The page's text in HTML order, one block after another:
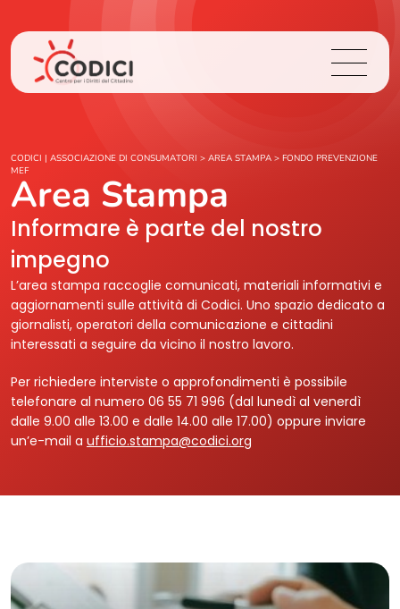
Chi Siamo
Cosa Facciamo
Area Stampa
Contatti
Login
CODICI | ASSOCIAZIONE DI CONSUMATORI > AREA STAMPA > FONDO PREVENZIONE
MEF
Area Stampa
Informare è parte del nostro
impegno
L’area stampa raccoglie comunicati, materiali informativi e
aggiornamenti sulle attività di Codici. Uno spazio dedicato a
giornalisti, operatori della comunicazione e cittadini
interessati a seguire da vicino il nostro lavoro.
Per richiedere interviste o approfondimenti è possibile
telefonare al numero 06 55 71 996 (dal lunedì al venerdì
dalle 9.00 alle 13.00 e dalle 14.00 alle 17.00) oppure inviare
un’e-mail a ufficio.stampa@codici.org